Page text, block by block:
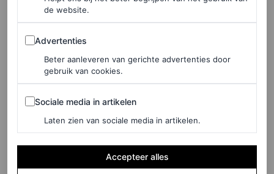
de website.
Advertenties
Advertenties
Beter aanleveren van gerichte advertenties door
gebruik van cookies.
Sociale media in artikelen
Sociale media in artikelen
Laten zien van sociale media in artikelen.
Accepteer alles